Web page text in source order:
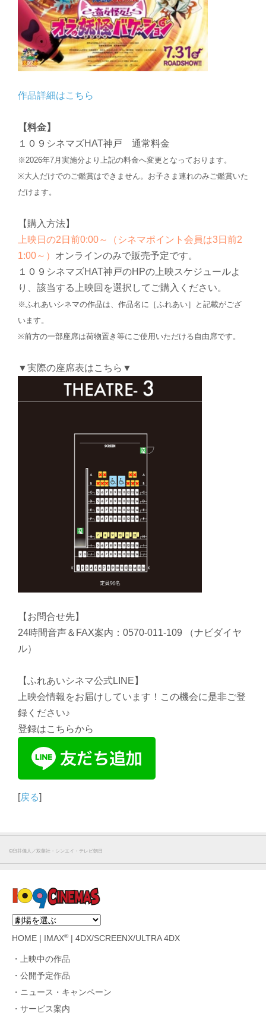
作品詳細はこちら
【料金】
１０９シネマズHAT神戸 通常料金
※2026年7月実施分より上記の料金へ変更となっております。
※大人だけでのご鑑賞はできません。お子さま連れのみご鑑賞いた
だけます。
【購入方法】
上映日の2日前0:00～（シネマポイント会員は3日前2
1:00～） オンラインのみで販売予定です。
１０９シネマズHAT神戸のHPの上映スケジュールよ
り、該当する上映回を選択してご購入ください。
※ふれあいシネマの作品は、作品名に［ふれあい］と記載がござ
います。
※前方の一部座席は荷物置き等にご使用いただける自由席です。
▼実際の座席表はこちら▼
【お問合せ先】
24時間音声＆FAX案内：0570-011-109 （ナビダイヤ
ル）
【ふれあいシネマ公式LINE】
上映会情報をお届けしています！この機会に是非ご登
録ください♪
登録はこちらから
[戻る]
©︎臼井儀人／双葉社・シンエイ・テレビ朝日
HOME | IMAX®| 4DX/SCREENX/ULTRA 4DX
上映中の作品
公開予定作品
ニュース・キャンペーン
サービス案内